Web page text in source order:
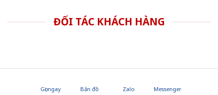
ĐỐI TÁC KHÁCH HÀNG
Gọi ngay Bản đồ Zalo Messenger